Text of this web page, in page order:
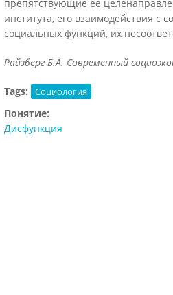
препятствующие ее
института, его взаимодействия
социальных функций, их
Райзберг Б.А. Современный
Tags: Социология
Понятие:
Дисфункция